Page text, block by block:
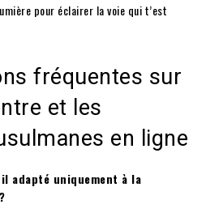
pour éclairer la voie qui t’est
fréquentes sur
et les
en ligne
adapté uniquement à la